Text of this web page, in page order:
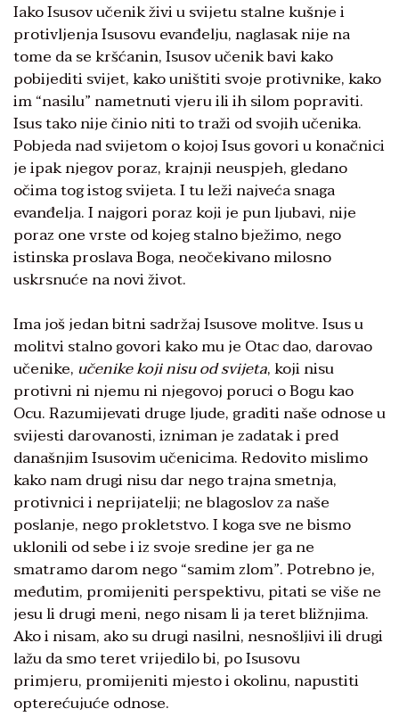
Iako Isusov učenik živi u svijetu stalne kušnje i
protivljenja Isusovu evanđelju, naglasak nije na
tome da se kršćanin, Isusov učenik bavi kako
pobijediti svijet, kako uništiti svoje protivnike, kako
im “nasilu” nametnuti vjeru ili ih silom popraviti.
Isus tako nije činio niti to traži od svojih učenika.
Pobjeda nad svijetom o kojoj Isus govori u konačnici
je ipak njegov poraz, krajnji neuspjeh, gledano
očima tog istog svijeta. I tu leži najveća snaga
evanđelja. I najgori poraz koji je pun ljubavi, nije
poraz one vrste od kojeg stalno bježimo, nego
istinska proslava Boga, neočekivano milosno
uskrsnuće na novi život.
Ima još jedan bitni sadržaj Isusove molitve. Isus u
molitvi stalno govori kako mu je Otac dao, darovao
učenike, učenike koji nisu od svijeta, koji nisu
protivni ni njemu ni njegovoj poruci o Bogu kao
Ocu. Razumijevati druge ljude, graditi naše odnose u
svijesti darovanosti, izniman je zadatak i pred
današnjim Isusovim učenicima. Redovito mislimo
kako nam drugi nisu dar nego trajna smetnja,
protivnici i neprijatelji; ne blagoslov za naše
poslanje, nego prokletstvo. I koga sve ne bismo
uklonili od sebe i iz svoje sredine jer ga ne
smatramo darom nego “samim zlom”. Potrebno je,
međutim, promijeniti perspektivu, pitati se više ne
jesu li drugi meni, nego nisam li ja teret bližnjima.
Ako i nisam, ako su drugi nasilni, nesnošljivi ili drugi
lažu da smo teret vrijedilo bi, po Isusovu
primjeru, promijeniti mjesto i okolinu, napustiti
opterećujuće odnose.